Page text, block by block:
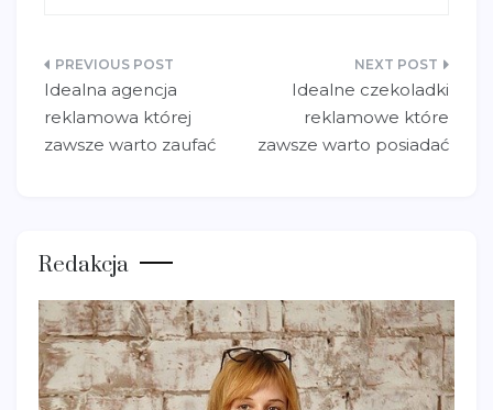
Nawigacja
wpisu
Idealna agencja
reklamowa której
zawsze warto zaufać
Idealne czekoladki
reklamowe które
zawsze warto posiadać
Redakcja